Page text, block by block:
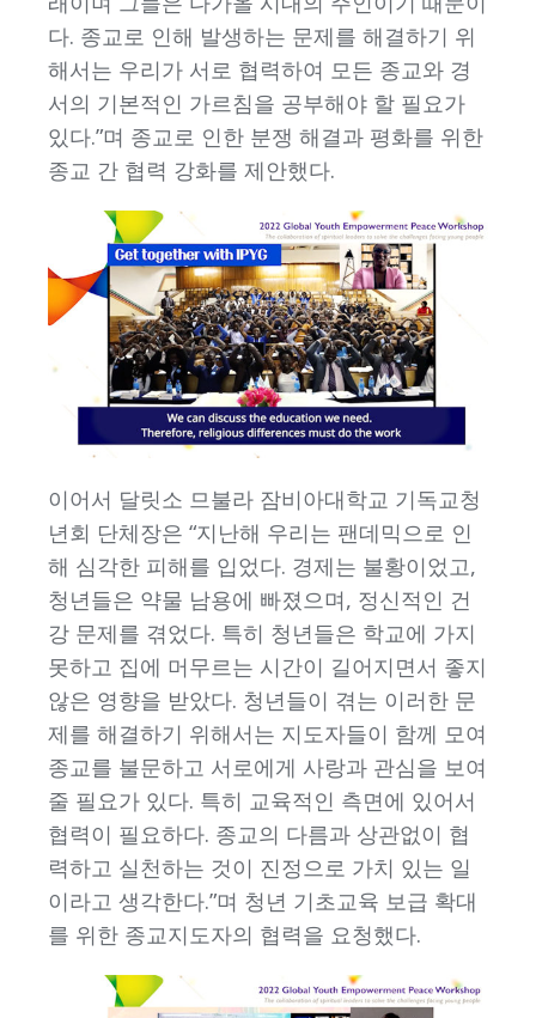
다. 종교로 인해 발생하는 문제를 해결하기 위
해서는 우리가 서로 협력하여 모든 종교와 경
서의 기본적인 가르침을 공부해야 할 필요가
있다.”며 종교로 인한 분쟁 해결과 평화를 위한
종교 간 협력 강화를 제안했다.
이어서 달릿소 므불라 잠비아대학교 기독교청
년회 단체장은 “지난해 우리는 팬데믹으로 인
해 심각한 피해를 입었다. 경제는 불황이었고,
청년들은 약물 남용에 빠졌으며, 정신적인 건
강 문제를 겪었다. 특히 청년들은 학교에 가지
못하고 집에 머무르는 시간이 길어지면서 좋지
않은 영향을 받았다. 청년들이 겪는 이러한 문
제를 해결하기 위해서는 지도자들이 함께 모여
종교를 불문하고 서로에게 사랑과 관심을 보여
줄 필요가 있다. 특히 교육적인 측면에 있어서
협력이 필요하다. 종교의 다름과 상관없이 협
력하고 실천하는 것이 진정으로 가치 있는 일
이라고 생각한다.”며 청년 기초교육 보급 확대
를 위한 종교지도자의 협력을 요청했다.